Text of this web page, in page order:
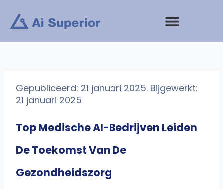
inhoud
Gepubliceerd: 21 januari 2025. Bijgewerkt:
21 januari 2025
Top Medische AI-Bedrijven Leiden
De Toekomst Van De
Gezondheidszorg